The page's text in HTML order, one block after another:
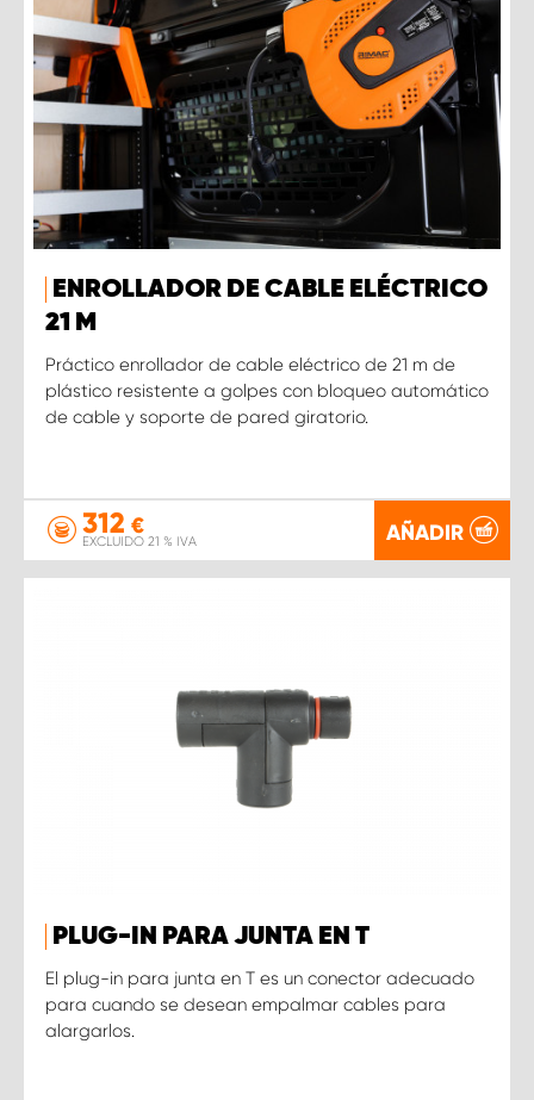
ENROLLADOR DE CABLE ELÉCTRICO
21 M
Práctico enrollador de cable eléctrico de 21 m de
plástico resistente a golpes con bloqueo automático
de cable y soporte de pared giratorio.
312 €
EXCLUIDO 21 % IVA AÑADIR
PLUG-IN PARA JUNTA EN T
El plug-in para junta en T es un conector adecuado
para cuando se desean empalmar cables para
alargarlos.